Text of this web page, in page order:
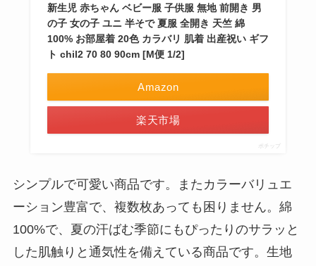
新生児 赤ちゃん ベビー服 子供服 無地 前開き 男
の子 女の子 ユニ 半そで 夏服 全開き 天竺 綿
100% お部屋着 20色 カラバリ 肌着 出産祝い ギフ
ト chil2 70 80 90cm [M便 1/2]
Amazon
楽天市場
ポチップ
シンプルで可愛い商品です。またカラーバリュエ
ーション豊富で、複数枚あっても困りません。綿
100%で、夏の汗ばむ季節にもぴったりのサラッと
した肌触りと通気性を備えている商品です。生地